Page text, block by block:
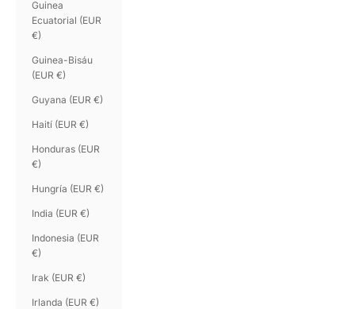
Guinea
Ecuatorial (EUR
€)
Guinea-Bisáu
(EUR €)
Guyana (EUR €)
Haití (EUR €)
Honduras (EUR
€)
Hungría (EUR €)
India (EUR €)
Indonesia (EUR
€)
Irak (EUR €)
Irlanda (EUR €)